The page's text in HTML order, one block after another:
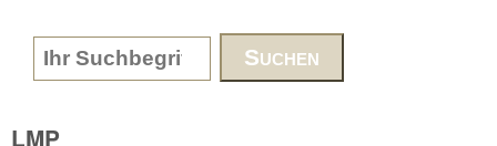
www.DieReferenz.de
Search form
LMP